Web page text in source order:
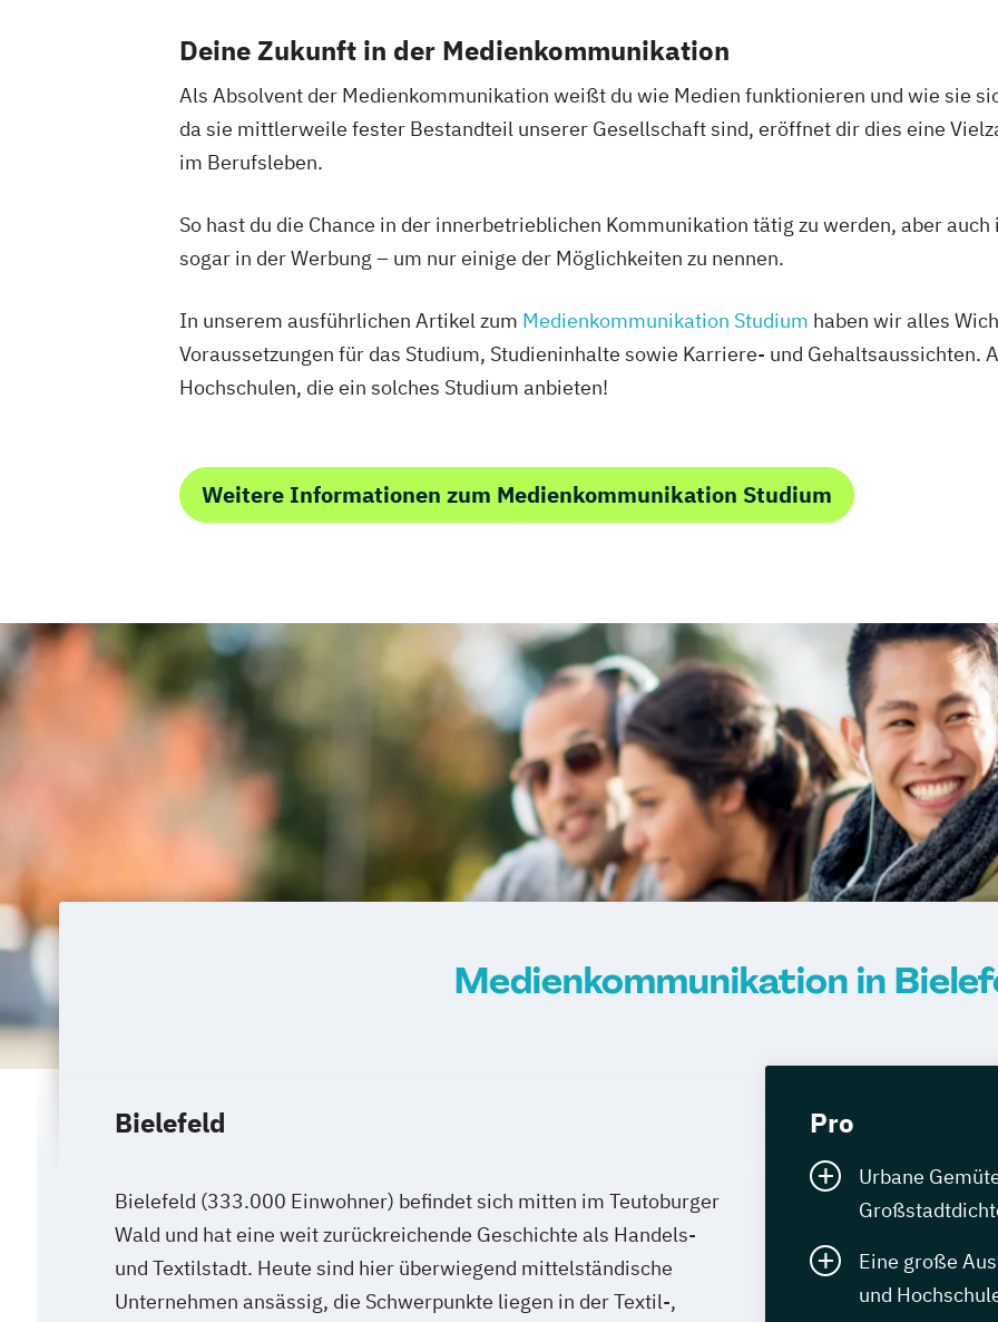
Deine Zukunft in der Medienkommunikation
Als Absolvent der Medienkommunikation weißt du wie Medien funktionieren und wie sie
da sie mittlerweile fester Bestandteil unserer Gesellschaft sind, eröffnet dir dies eine
im Berufsleben.
So hast du die Chance in der innerbetrieblichen Kommunikation tätig zu werden, aber
sogar in der Werbung – um nur einige der Möglichkeiten zu nennen.
In unserem ausführlichen Artikel zum Medienkommunikation Studium haben wir alles
Voraussetzungen für das Studium, Studieninhalte sowie Karriere- und Gehaltsaussichten.
Hochschulen, die ein solches Studium anbieten!
Weitere Informationen zum Medienkommunikation Studium
Medienkommunikation in
Bielefeld
Bielefeld (333.000 Einwohner) befindet sich mitten im Teutoburger
Wald und hat eine weit zurückreichende Geschichte als Handels-
und Textilstadt. Heute sind hier überwiegend mittelständische
Unternehmen ansässig, die Schwerpunkte liegen in der Textil-,
Pro
Urbane
Eine große
und